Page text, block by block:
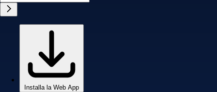
Installa la Web App